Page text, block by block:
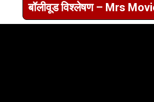
बॉलीवूड विश्लेषण – Mrs